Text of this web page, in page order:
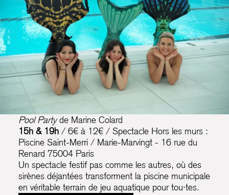
Pool Partyde Marine Colard
15h & 19h / 6€ à 12€ / Spectacle Hors les murs :
Piscine Saint-Merri / Marie-Marvingt - 16 rue du
Renard 75004 Paris
Un spectacle festif pas comme les autres, où des
sirènes déjantées transforment la piscine municipale
en véritable terrain de jeu aquatique pour tou·tes.